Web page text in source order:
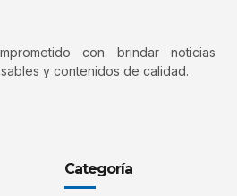
con brindar noticias
y contenidos de calidad.
Categoría